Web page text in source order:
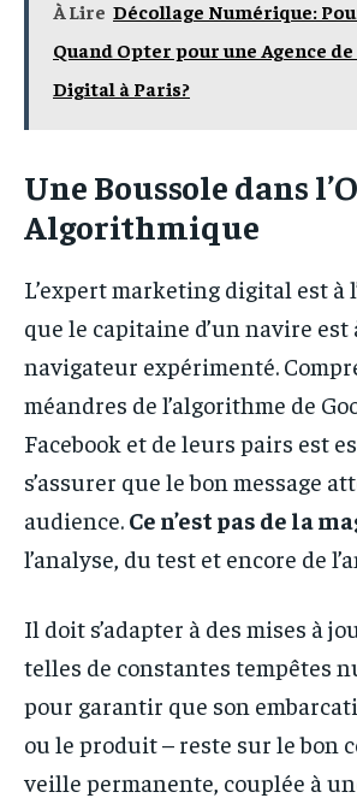
À Lire Décollage Numérique:
Quand Opter pour une Agence
Digital à Paris?
Une Boussole dans
Algorithmique
L’expert marketing digital est à
que le capitaine d’un navire est
navigateur expérimenté.
méandres de l’algorithme de
Facebook et de leurs pairs est
s’assurer que le bon message
audience. Ce n’est pas de la
l’analyse, du test et encore de
Il doit s’adapter à des mises à
telles de constantes tempêtes
pour garantir que son
ou le produit – reste sur le bon
veille permanente, couplée à